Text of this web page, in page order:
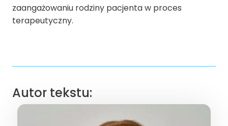
zaangażowaniu rodziny pacjenta w proces
terapeutyczny.
Autor tekstu: